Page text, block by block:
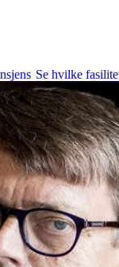
Se hvilke